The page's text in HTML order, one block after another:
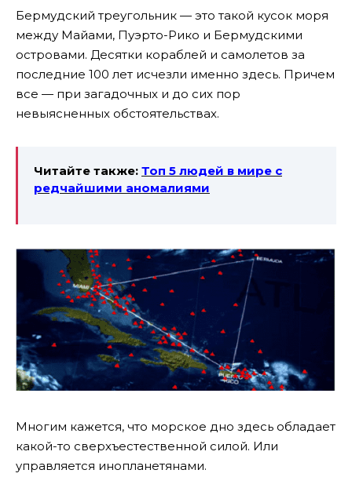
Бермудский треугольник — это такой кусок моря
между Майами, Пуэрто-Рико и Бермудскими
островами. Десятки кораблей и самолетов за
последние 100 лет исчезли именно здесь. Причем
все — при загадочных и до сих пор
невыясненных обстоятельствах.
Читайте также: Топ 5 людей в мире с
редчайшими аномалиями
Многим кажется, что морское дно здесь обладает
какой-то сверхъестественной силой. Или
управляется инопланетянами.